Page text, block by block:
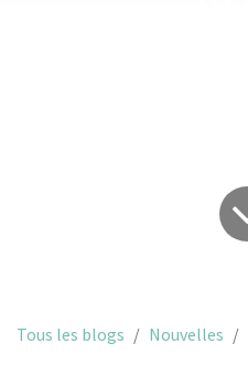
Tous les blogs Nouvelles